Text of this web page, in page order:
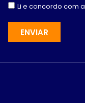
Li e concordo com a
ENVIAR